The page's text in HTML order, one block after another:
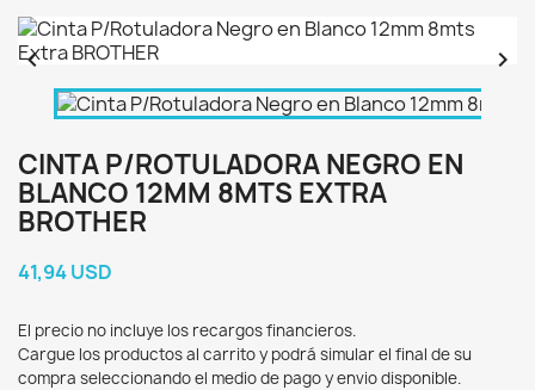
 
CINTA P/ROTULADORA NEGRO EN
BLANCO 12MM 8MTS EXTRA
BROTHER
41,94 USD
El precio no incluye los recargos financieros.
Cargue los productos al carrito y podrá simular el final de su
compra seleccionando el medio de pago y envio disponible.